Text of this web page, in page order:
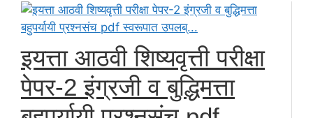
इयत्ता आठवी शिष्यवृत्ती परीक्षा
पेपर-2 इंग्रजी व बुद्धिमत्ता